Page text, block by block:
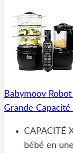
Babymoov
Grande Capacité
CAPACITÉ
bébé en